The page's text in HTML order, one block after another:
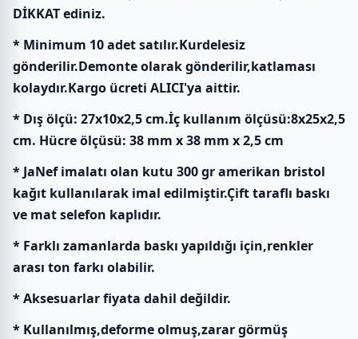
DİKKAT ediniz.
* Minimum 10 adet satılır.Kurdelesiz
gönderilir.Demonte olarak gönderilir,katlaması
kolaydır.Kargo ücreti ALICI'ya aittir.
* Dış ölçü: 27x10x2,5 cm.İç kullanım ölçüsü:8x25x2,5
cm. Hücre ölçüsü: 38 mm x 38 mm x 2,5 cm
* JaNef imalatı olan kutu 300 gr amerikan bristol
kağıt kullanılarak imal edilmiştir.Çift taraflı baskı
ve mat selefon kaplıdır.
* Farklı zamanlarda baskı yapıldığı için,renkler
arası ton farkı olabilir.
* Aksesuarlar fiyata dahil değildir.
* Kullanılmış,deforme olmuş,zarar görmüş